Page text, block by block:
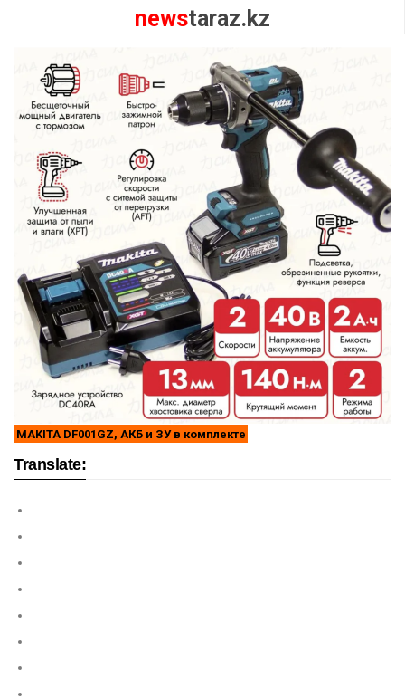
newstaraz.kz
MAKITA DF001GZ, АКБ и ЗУ в комплекте
Translate: